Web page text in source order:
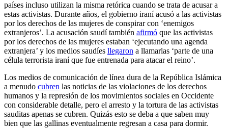
países incluso utilizan la misma retórica cuando se trata de acusar a
estas activistas. Durante años, el gobierno iraní acusó a las activistas
por los derechos de las mujeres de conspirar con ‘enemigos
extranjeros’. La acusación saudí también afirmó que las activistas
por los derechos de las mujeres estaban ‘ejecutando una agenda
extranjera’ y los medios saudíes llegaron a llamarlas ‘parte de una
célula terrorista iraní que fue entrenada para atacar el reino’.
Los medios de comunicación de línea dura de la República Islámica
a menudo cubren las noticias de las violaciones de los derechos
humanos y la represión de los movimientos sociales en Occidente
con considerable detalle, pero el arresto y la tortura de las activistas
sauditas apenas se cubren. Quizás esto se deba a que saben muy
bien que las gallinas eventualmente regresan a casa para dormir.